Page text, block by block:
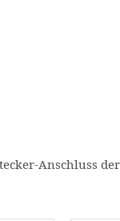
Anschluss